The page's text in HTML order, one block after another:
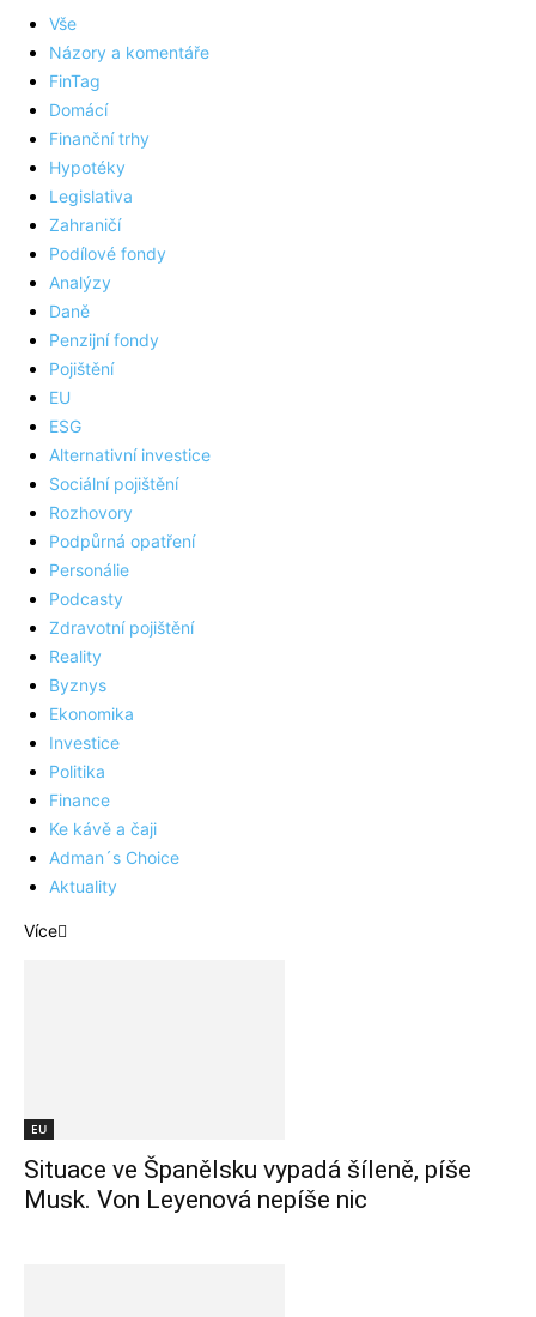
Vše
Názory a komentáře
FinTag
Domácí
Finanční trhy
Hypotéky
Legislativa
Zahraničí
Podílové fondy
Analýzy
Daně
Penzijní fondy
Pojištění
EU
ESG
Alternativní investice
Sociální pojištění
Rozhovory
Podpůrná opatření
Personálie
Podcasty
Zdravotní pojištění
Reality
Byznys
Ekonomika
Investice
Politika
Finance
Ke kávě a čaji
Adman´s Choice
Aktuality
Více
EU
Situace ve Španělsku vypadá šíleně, píše
Musk. Von Leyenová nepíše nic